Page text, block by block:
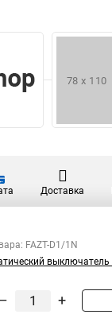
Доставка
FAZT-D1/1N
– +